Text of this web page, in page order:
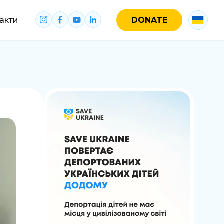
DONATE